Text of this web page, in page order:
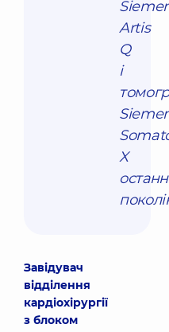
Artis
Q
і
X
Завідувач
відділення
кардіохірургії
з блоком